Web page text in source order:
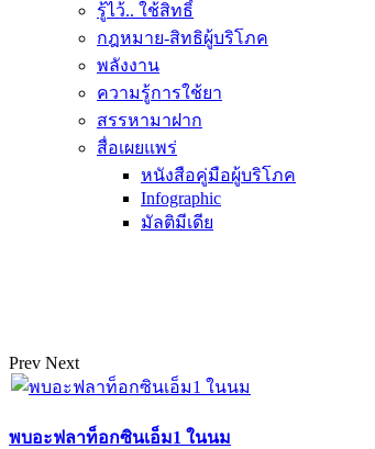
รู้ไว้.. ใช้สิทธิ์
กฎหมาย-สิทธิผู้บริโภค
พลังงาน
ความรู้การใช้ยา
สรรหามาฝาก
สื่อเผยแพร่
หนังสือคู่มือผู้บริโภค
Infographic
มัลติมีเดีย
Prev Next
พบอะฟลาท็อกซินเอ็ม1 ในนม